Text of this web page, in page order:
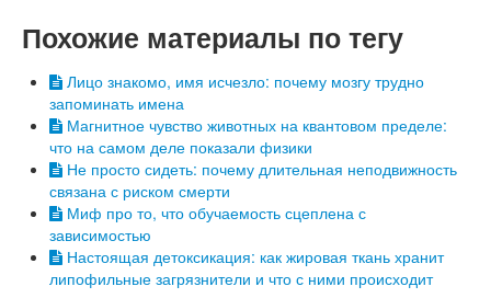
Похожие материалы по тегу
Лицо знакомо, имя исчезло: почему мозгу трудно
запоминать имена
Магнитное чувство животных на квантовом пределе:
что на самом деле показали физики
Не просто сидеть: почему длительная неподвижность
связана с риском смерти
Миф про то, что обучаемость сцеплена с
зависимостью
Настоящая детоксикация: как жировая ткань хранит
липофильные загрязнители и что с ними происходит